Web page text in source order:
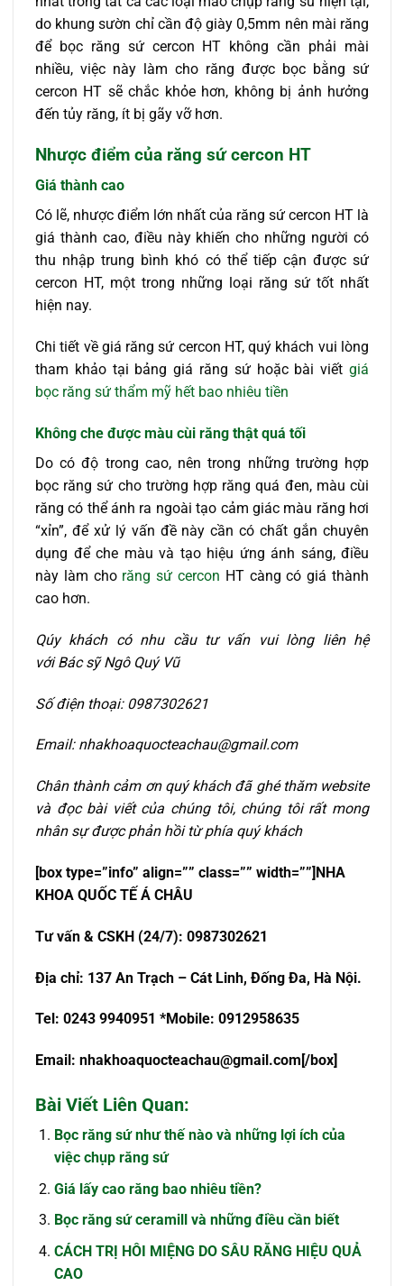
do khung sườn chỉ cần độ giày 0,5mm nên mài răng
để bọc răng sứ cercon HT không cần phải mài
nhiều, việc này làm cho răng được bọc bằng sứ
cercon HT sẽ chắc khỏe hơn, không bị ảnh hưởng
đến tủy răng, ít bị gãy vỡ hơn.
Nhược điểm của răng sứ cercon HT
Giá thành cao
Có lẽ, nhược điểm lớn nhất của răng sứ cercon HT là
giá thành cao, điều này khiến cho những người có
thu nhập trung bình khó có thể tiếp cận được sứ
cercon HT, một trong những loại răng sứ tốt nhất
hiện nay.
Chi tiết về giá răng sứ cercon HT, quý khách vui lòng
tham khảo tại bảng giá răng sứ hoặc bài viết giá
bọc răng sứ thẩm mỹ hết bao nhiêu tiền
Không che được màu cùi răng thật quá tối
Do có độ trong cao, nên trong những trường hợp
bọc răng sứ cho trường hợp răng quá đen, màu cùi
răng có thể ánh ra ngoài tạo cảm giác màu răng hơi
“xỉn”, để xử lý vấn đề này cần có chất gắn chuyên
dụng để che màu và tạo hiệu ứng ánh sáng, điều
này làm cho răng sứ cercon HT càng có giá thành
cao hơn.
Qúy khách có nhu cầu tư vấn vui lòng liên hệ
với Bác sỹ Ngô Quý Vũ
Số điện thoại: 0987302621
Email: nhakhoaquocteachau@gmail.com
Chân thành cảm ơn quý khách đã ghé thăm website
và đọc bài viết của chúng tôi, chúng tôi rất mong
nhân sự được phản hồi từ phía quý khách
[box type=”info” align=”” class=”” width=””]NHA
KHOA QUỐC TẾ Á CHÂU
Tưvấn & CSKH (24/7): 0987302621
Địa chỉ: 137 An Trạch – Cát Linh, Đống Đa, Hà Nội.
Tel: 0243 9940951 *Mobile: 0912958635
Email: nhakhoaquocteachau@gmail.com [/box]
Bài Viết Liên Quan:
Bọc răng sứ như thế nào và những lợi ích của
việc chụp răng sứ
Giá lấy cao răng bao nhiêu tiền?
Bọc răng sứ ceramill và những điều cần biết
CÁCH TRỊ HÔI MIỆNG DO SÂU RĂNG HIỆU QUẢ
CAO